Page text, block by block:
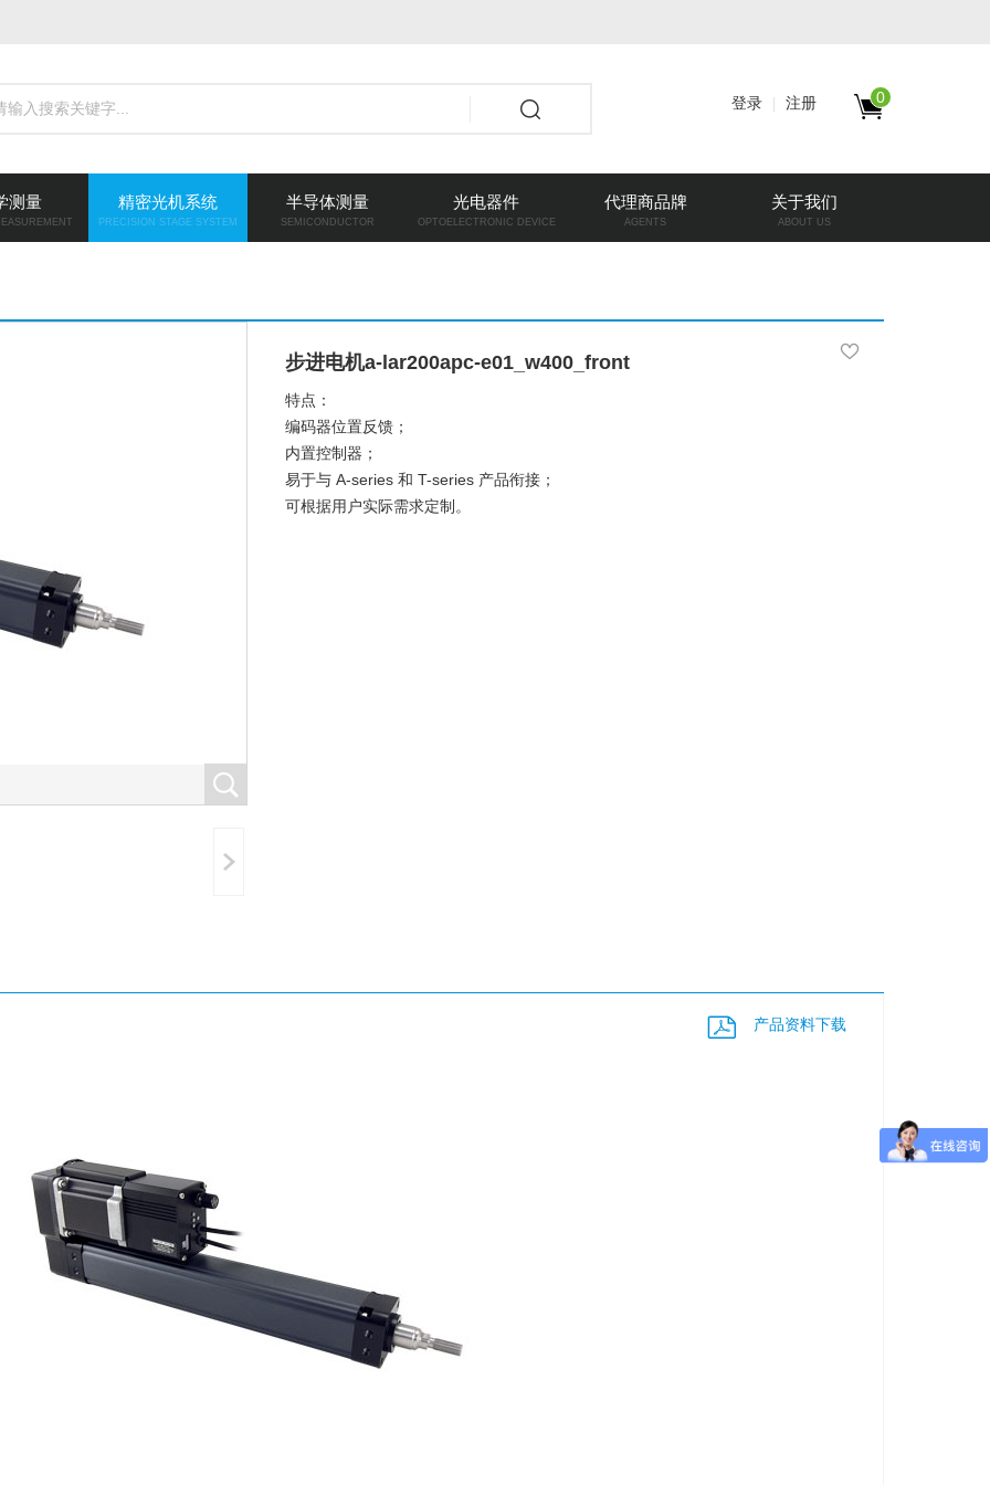
登录 注册 0
测量 精密光机系统
PRECISION STAGE SYSTEM
半导体测量
SEMICONDUCTOR
光电器件
OPTOELECTRONIC DEVICE
代理商品牌
AGENTS
关于我们
ABOUT US
步进电机a-lar200apc-e01_w400_front
特点：
编码器位置反馈；
内置控制器；
易于与 A-series 和 T-series 产品衔接；
可根据用户实际需求定制。
产品资料下载